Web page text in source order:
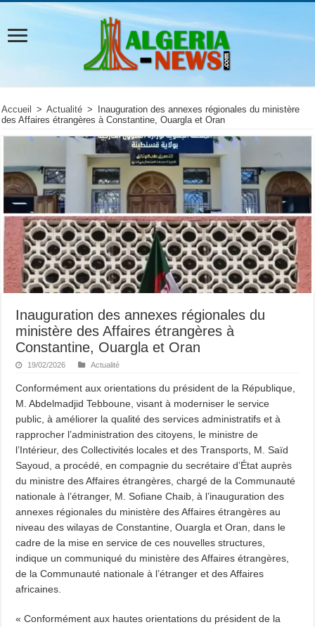
Accueil > Actualité >
Inauguration des annexes régionales du ministère
des Affaires étrangères à Constantine, Ouargla et Oran
Inauguration des annexes régionales du
ministère des Affaires étrangères à
Constantine, Ouargla et Oran
19/02/2026 Actualité
Conformément aux orientations du président de la République,
M. Abdelmadjid Tebboune, visant à moderniser le service
public, à améliorer la qualité des services administratifs et à
rapprocher l’administration des citoyens, le ministre de
l’Intérieur, des Collectivités locales et des Transports, M. Saïd
Sayoud, a procédé, en compagnie du secrétaire d’État auprès
du ministre des Affaires étrangères, chargé de la Communauté
nationale à l’étranger, M. Sofiane Chaib, à l’inauguration des
annexes régionales du ministère des Affaires étrangères au
niveau des wilayas de Constantine, Ouargla et Oran, dans le
cadre de la mise en service de ces nouvelles structures,
indique un communiqué du ministère des Affaires étrangères,
de la Communauté nationale à l’étranger et des Affaires
africaines.
« Conformément aux hautes orientations du président de la